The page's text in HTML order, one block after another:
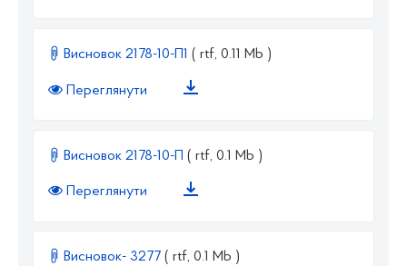
Висновок 2178-10-П1 ( rtf, 0.11 Mb )
Переглянути
Висновок 2178-10-П ( rtf, 0.1 Mb )
Переглянути
Висновок- 3277 ( rtf, 0.1 Mb )